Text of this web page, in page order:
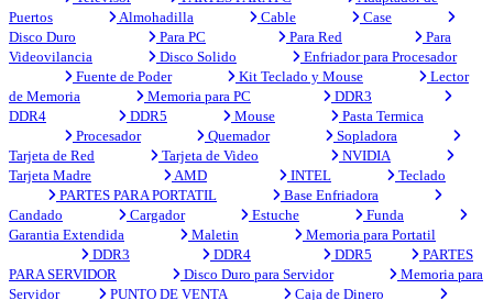
Puertos
Almohadilla Cable
Case
Disco Duro
Para PC Para Red
Para
Videovilancia
Disco Solido
Enfriador para Procesador
Fuente de Poder
Kit Teclado y Mouse
Lector
de Memoria
Memoria para PC
DDR3
DDR4
DDR5 Mouse
Pasta Termica
Procesador
Quemador
Sopladora
Tarjeta de Red
Tarjeta de Video
NVIDIA
Tarjeta Madre
AMD INTEL
Teclado
PARTES PARA PORTATIL
Base Enfriadora
Candado
Cargador Estuche
Funda
Garantia Extendida
Maletin
Memoria para Portatil
DDR3
DDR4 DDR5
PARTES
PARA SERVIDOR
Disco Duro para Servidor
Memoria para
Servidor
PUNTO DE VENTA Caja de Dinero